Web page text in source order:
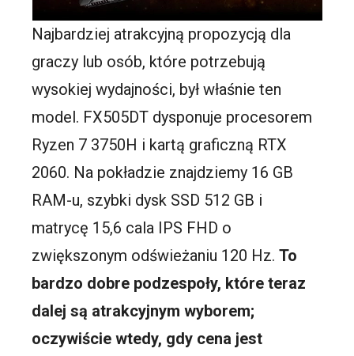
Najbardziej atrakcyjną propozycją dla
graczy lub osób, które potrzebują
wysokiej wydajności, był właśnie ten
model. FX505DT dysponuje procesorem
Ryzen 7 3750H i kartą graficzną RTX
2060. Na pokładzie znajdziemy 16 GB
RAM-u, szybki dysk SSD 512 GB i
matrycę 15,6 cala IPS FHD o
zwiększonym odświeżaniu 120 Hz.To
bardzo dobre podzespoły, które teraz
dalej są atrakcyjnym wyborem;
oczywiście wtedy, gdy cena jest